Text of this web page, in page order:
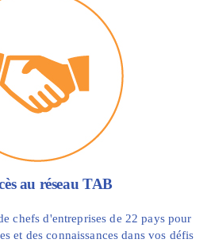
au réseau TAB
chefs d'entreprises de 22 pays pour
et des connaissances dans vos défis